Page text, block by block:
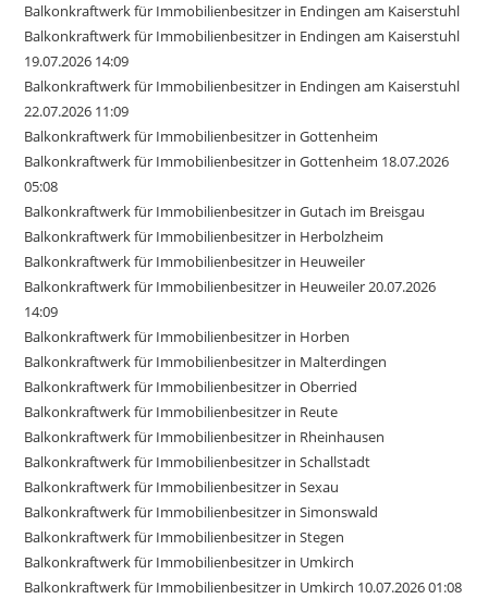
Balkonkraftwerk für Immobilienbesitzer in Endingen am Kaiserstuhl
Balkonkraftwerk für Immobilienbesitzer in Endingen am Kaiserstuhl
19.07.2026 14:09
Balkonkraftwerk für Immobilienbesitzer in Endingen am Kaiserstuhl
22.07.2026 11:09
Balkonkraftwerk für Immobilienbesitzer in Gottenheim
Balkonkraftwerk für Immobilienbesitzer in Gottenheim 18.07.2026
05:08
Balkonkraftwerk für Immobilienbesitzer in Gutach im Breisgau
Balkonkraftwerk für Immobilienbesitzer in Herbolzheim
Balkonkraftwerk für Immobilienbesitzer in Heuweiler
Balkonkraftwerk für Immobilienbesitzer in Heuweiler 20.07.2026
14:09
Balkonkraftwerk für Immobilienbesitzer in Horben
Balkonkraftwerk für Immobilienbesitzer in Malterdingen
Balkonkraftwerk für Immobilienbesitzer in Oberried
Balkonkraftwerk für Immobilienbesitzer in Reute
Balkonkraftwerk für Immobilienbesitzer in Rheinhausen
Balkonkraftwerk für Immobilienbesitzer in Schallstadt
Balkonkraftwerk für Immobilienbesitzer in Sexau
Balkonkraftwerk für Immobilienbesitzer in Simonswald
Balkonkraftwerk für Immobilienbesitzer in Stegen
Balkonkraftwerk für Immobilienbesitzer in Umkirch
Balkonkraftwerk für Immobilienbesitzer in Umkirch 10.07.2026 01:08